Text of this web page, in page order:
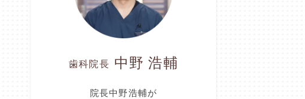
歯科院長 中野 浩輔
院長中野浩輔が